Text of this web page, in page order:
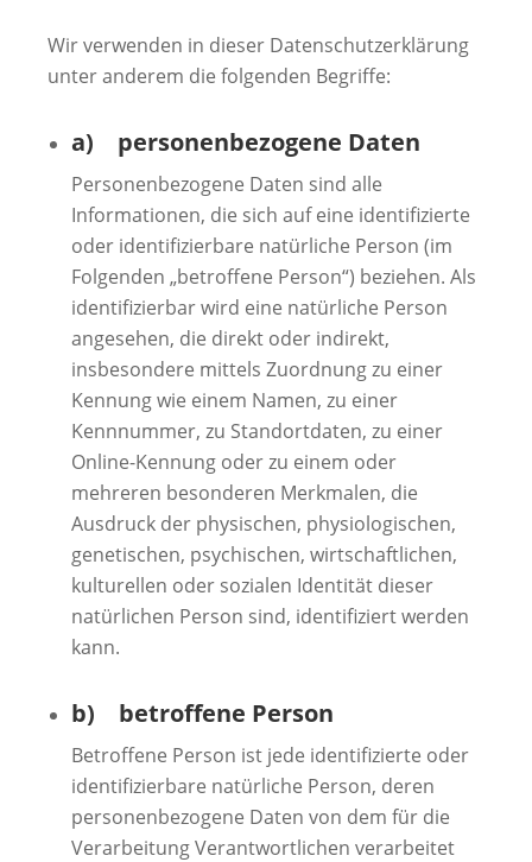
Wir verwenden in dieser Datenschutzerklärung
unter anderem die folgenden Begriffe:
a) personenbezogene Daten
Personenbezogene Daten sind alle
Informationen, die sich auf eine identifizierte
oder identifizierbare natürliche Person (im
Folgenden „betroffene Person“) beziehen. Als
identifizierbar wird eine natürliche Person
angesehen, die direkt oder indirekt,
insbesondere mittels Zuordnung zu einer
Kennung wie einem Namen, zu einer
Kennnummer, zu Standortdaten, zu einer
Online-Kennung oder zu einem oder
mehreren besonderen Merkmalen, die
Ausdruck der physischen, physiologischen,
genetischen, psychischen, wirtschaftlichen,
kulturellen oder sozialen Identität dieser
natürlichen Person sind, identifiziert werden
kann.
b) betroffene Person
Betroffene Person ist jede identifizierte oder
identifizierbare natürliche Person, deren
personenbezogene Daten von dem für die
Verarbeitung Verantwortlichen verarbeitet